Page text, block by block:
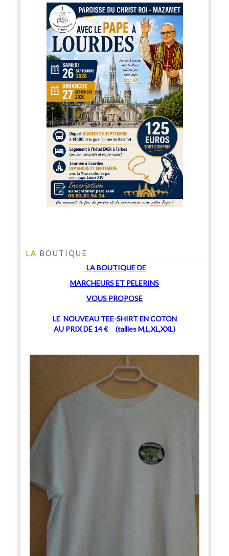
LA BOUTIQUE
LA BOUTIQUEDE
MARCHEURS ET PELERINS
VOUS PROPOSE
LE NOUVEAU TEE-SHIRT EN COTON
AU PRIX DE 14 € (tailles M,L,XL,XXL)